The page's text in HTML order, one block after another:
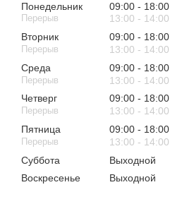
Понедельник 09:00
18:00
13:00
14:00
Вторник
09:00
18:00
13:00
14:00
Среда
09:00
18:00
13:00
14:00
Четверг
09:00
18:00
13:00
14:00
Пятница
09:00
18:00
13:00
14:00
Суббота
Выходной
Воскресенье
Выходной